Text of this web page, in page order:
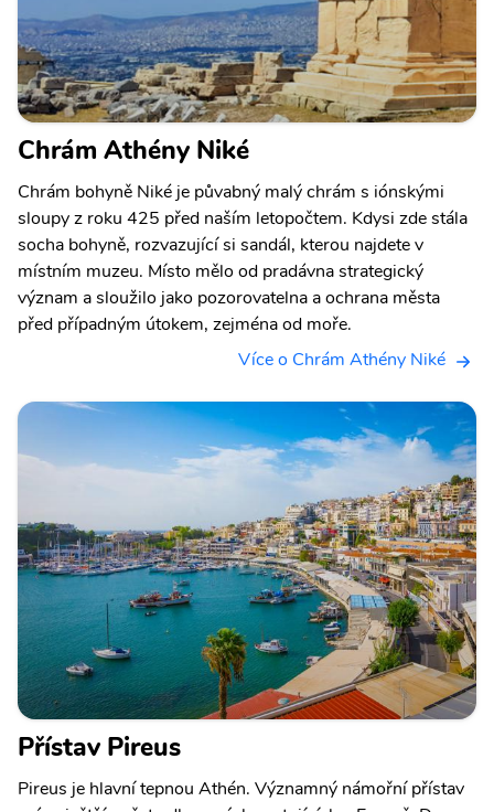
Chrám Athény Niké
Chrám bohyně Niké je půvabný malý chrám s iónskými
sloupy z roku 425 před naším letopočtem. Kdysi zde stála
socha bohyně, rozvazující si sandál, kterou najdete v
místním muzeu. Místo mělo od pradávna strategický
význam a sloužilo jako pozorovatelna a ochrana města
před případným útokem, zejména od moře.
Více o Chrám Athény Niké
Přístav Pireus
Pireus je hlavní tepnou Athén. Významný námořní přístav